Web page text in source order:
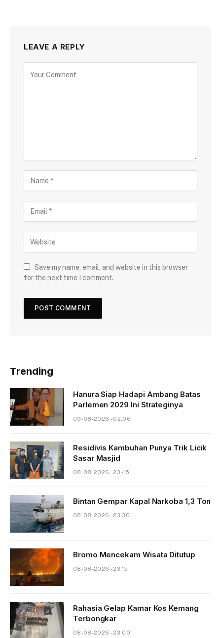
LEAVE A REPLY
Save my name, email, and website in this browser
for the next time I comment.
Trending
Hanura Siap Hadapi Ambang Batas
Parlemen 2029 Ini Strateginya
09-08-2026 - 02.06
Residivis Kambuhan Punya Trik Licik
Sasar Masjid
08-08-2026 - 23.45
Bintan Gempar Kapal Narkoba 1,3 Ton
08-08-2026 - 23.30
Bromo Mencekam Wisata Ditutup
08-08-2026 - 23.15
Rahasia Gelap Kamar Kos Kemang
Terbongkar
08-08-2026 - 23.00